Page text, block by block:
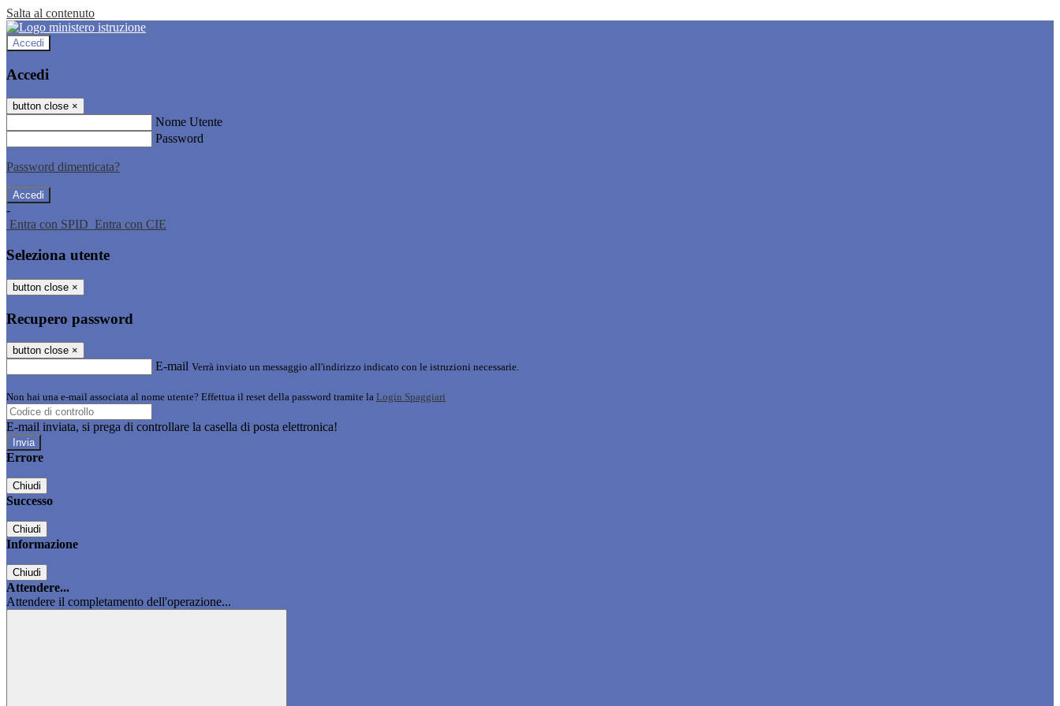
Salta al contenuto
Accedi
Accedi
button close ×
Nome Utente
Password
Password dimenticata?
-
Entra con SPID Entra con CIE
Seleziona utente
button close ×
Recupero password
button close ×
E-mail Verrà inviato un messaggio all'indirizzo indicato con le istruzioni necessarie.
Non hai una e-mail associata al nome utente? Effettua il reset della password tramite la Login Spaggiari
E-mail inviata, si prega di controllare la casella di posta elettronica!
Errore
Chiudi
Successo
Chiudi
Informazione
Chiudi
Attendere...
Attendere il completamento dell'operazione...